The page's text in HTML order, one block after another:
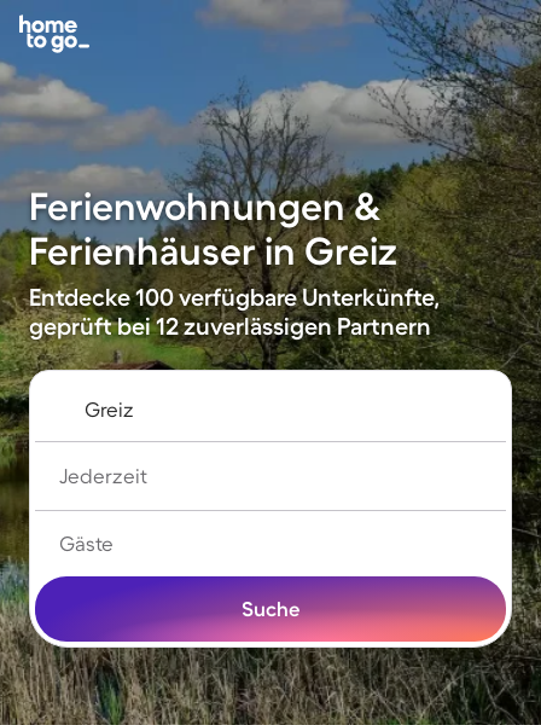
Ferienwohnungen &
Ferienhäuser in Greiz
Entdecke 100 verfügbare Unterkünfte,
geprüft bei 12 zuverlässigen Partnern
Jederzeit
Gäste
Suche